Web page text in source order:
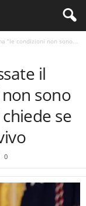
“le condizioni non sono...
il
sono
se
0